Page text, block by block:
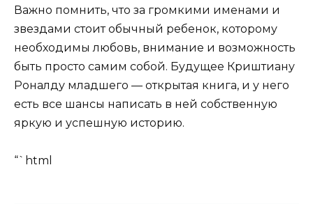
Важно помнить, что за громкими именами и
звездами стоит обычный ребенок, которому
необходимы любовь, внимание и возможность
быть просто самим собой. Будущее Криштиану
Роналду младшего — открытая книга, и у него
есть все шансы написать в ней собственную
яркую и успешную историю.
“`html